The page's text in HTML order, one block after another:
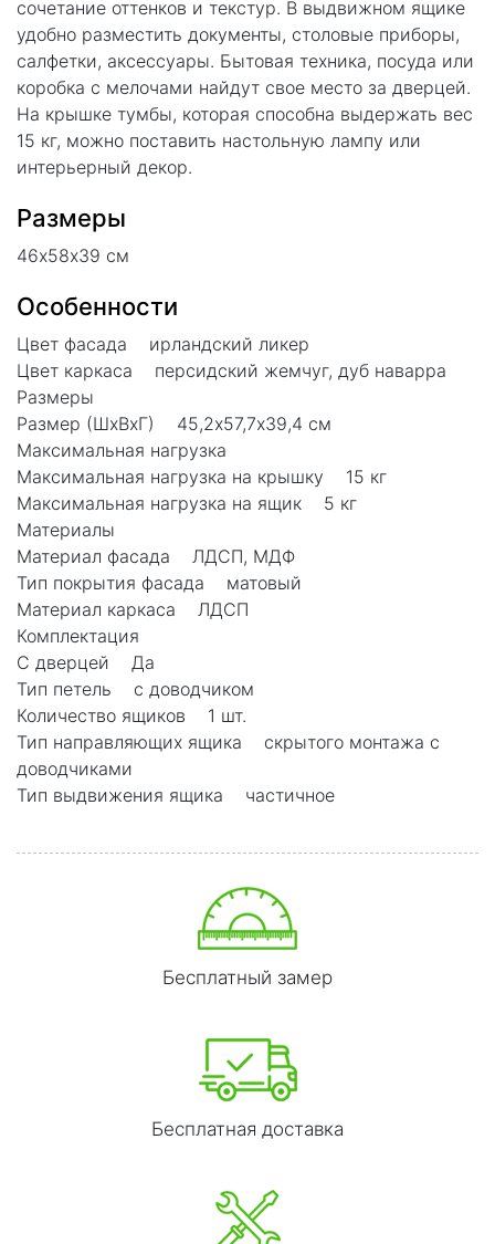
сочетание оттенков и текстур. В выдвижном ящике
удобно разместить документы, столовые приборы,
салфетки, аксессуары. Бытовая техника, посуда или
коробка с мелочами найдут свое место за дверцей.
На крышке тумбы, которая способна выдержать вес
15 кг, можно поставить настольную лампу или
интерьерный декор.
Размеры
46х58х39 см
Особенности
Цвет фасада ирландский ликер
Цвет каркаса персидский жемчуг, дуб наварра
Размеры
Размер (ШхВхГ) 45,2х57,7х39,4 см
Максимальная нагрузка
Максимальная нагрузка на крышку 15 кг
Максимальная нагрузка на ящик 5 кг
Материалы
Материал фасада ЛДСП, МДФ
Тип покрытия фасада матовый
Материал каркаса ЛДСП
Комплектация
С дверцей Да
Тип петель с доводчиком
Количество ящиков 1 шт.
Тип направляющих ящика скрытого монтажа с
доводчиками
Тип выдвижения ящика частичное
Бесплатный замер
Бесплатная доставка